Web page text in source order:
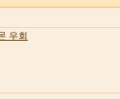
우회